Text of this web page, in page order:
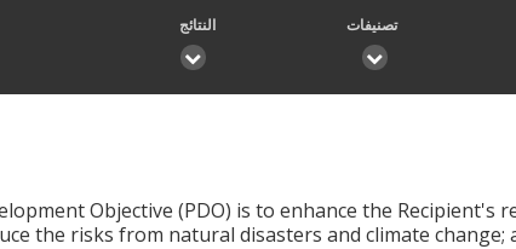
تصنيفات النتائج
Objective (PDO) is to enhance the
the risks from natural disasters and climate